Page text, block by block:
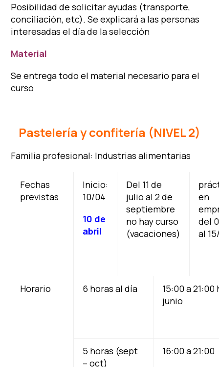
Posibilidad de solicitar ayudas (transporte,
conciliación, etc). Se explicará a las personas
interesadas el día de la selección
Material
Se entrega todo el material necesario para el
curso
Pastelería y confitería (NIVEL 2)
Familia profesional: Industrias alimentarias
Fechas
previstas
Inicio:
10/04
10 de
abril
Del 11 de
julio al 2 de
septiembre
no hay curso
(vacaciones)
en
del
al
Horario 6 horas al día
15:00 a
junio
5 horas (sept
– oct)
16:00 a 21:00